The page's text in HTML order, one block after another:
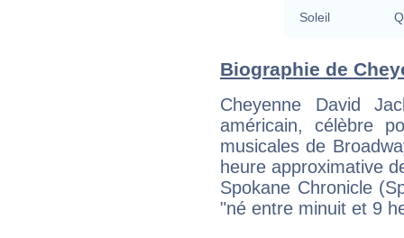
Soleil
Biographie de
Cheyenne David
américain, célèbre
musicales de
heure approximative
Spokane Chronicle
"né entre minuit et 9